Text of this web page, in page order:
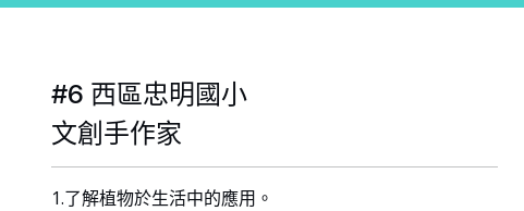
#6 西區忠明國小
文創手作家
1.了解植物於生活中的應用。